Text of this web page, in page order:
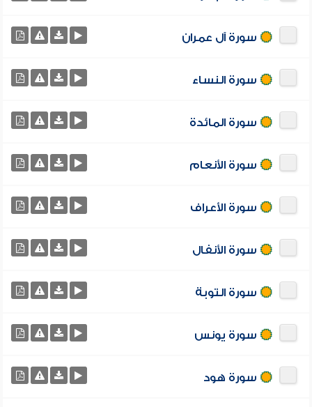
سورة آل عمران
سورة النساء
سورة المائدة
سورة الأنعام
سورة الأعراف
سورة الأنفال
سورة التوبة
سورة يونس
سورة هود